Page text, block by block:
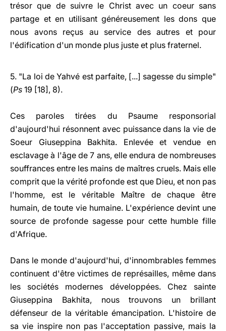
trésor que de suivre le Christ avec un coeur sans
partage et en utilisant généreusement les dons que
nous avons reçus au service des autres et pour
l'édification d'un monde plus juste et plus fraternel.
5. "La loi de Yahvé est parfaite, [...] sagesse du simple"
(Ps 19 [18], 8).
Ces paroles tirées du Psaume responsorial
d'aujourd'hui résonnent avec puissance dans la vie de
Soeur Giuseppina Bakhita. Enlevée et vendue en
esclavage à l'âge de 7 ans, elle endura de nombreuses
souffrances entre les mains de maîtres cruels. Mais elle
comprit que la vérité profonde est que Dieu, et non pas
l'homme, est le véritable Maître de chaque être
humain, de toute vie humaine. L'expérience devint une
source de profonde sagesse pour cette humble fille
d'Afrique.
Dans le monde d'aujourd'hui, d'innombrables femmes
continuent d'être victimes de représailles, même dans
les sociétés modernes développées. Chez sainte
Giuseppina Bakhita, nous trouvons un brillant
défenseur de la véritable émancipation. L'histoire de
sa vie inspire non pas l'acceptation passive, mais la